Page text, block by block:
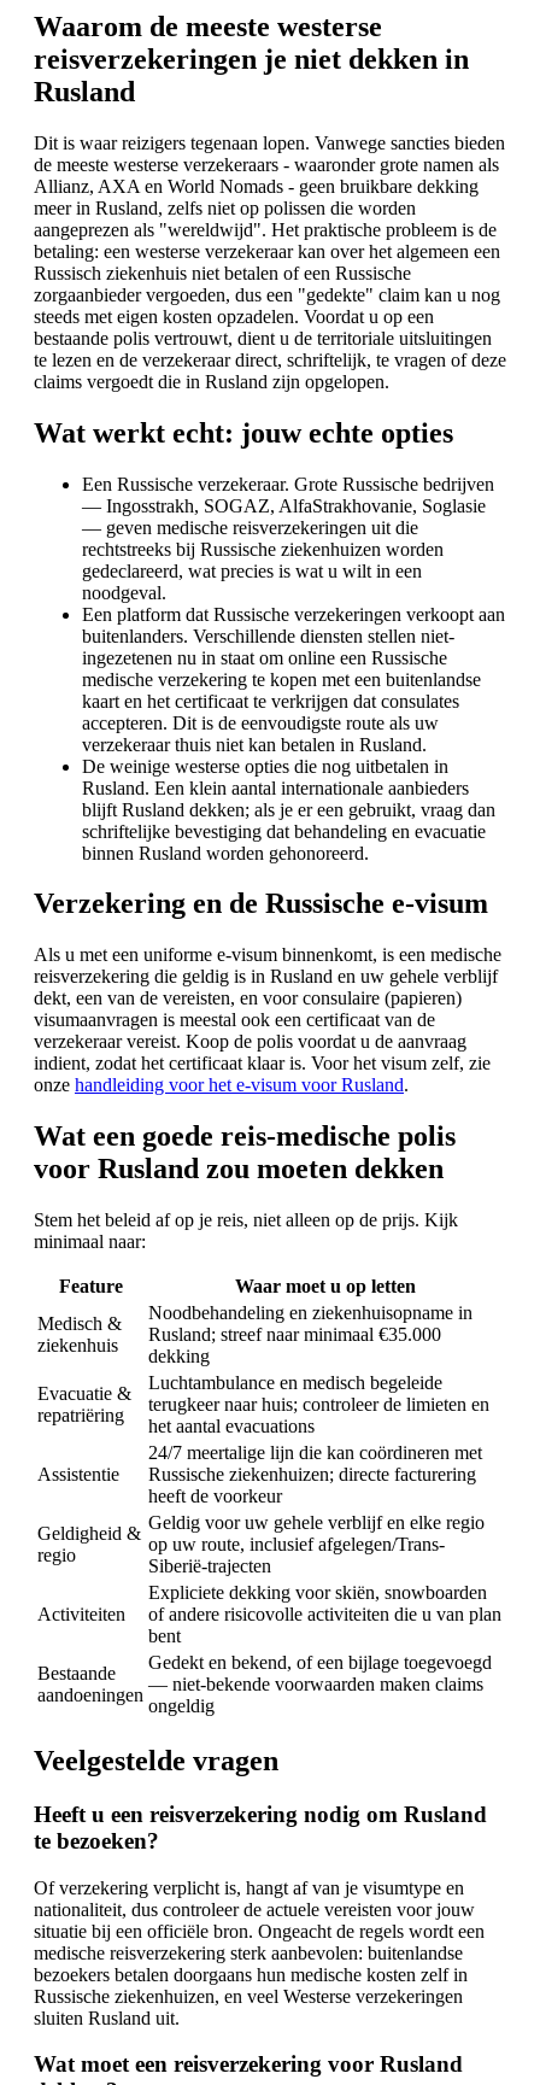
Waarom de meeste westerse
reisverzekeringen je niet dekken in
Rusland
Dit is waar reizigers tegenaan lopen. Vanwege sancties bieden
de meeste westerse verzekeraars - waaronder grote namen als
Allianz, AXA en World Nomads - geen bruikbare dekking
meer in Rusland, zelfs niet op polissen die worden
aangeprezen als "wereldwijd". Het praktische probleem is de
betaling: een westerse verzekeraar kan over het algemeen een
Russisch ziekenhuis niet betalen of een Russische
zorgaanbieder vergoeden, dus een "gedekte" claim kan u nog
steeds met eigen kosten opzadelen. Voordat u op een
bestaande polis vertrouwt, dient u de territoriale uitsluitingen
te lezen en de verzekeraar direct, schriftelijk, te vragen of deze
claims vergoedt die in Rusland zijn opgelopen.
Wat werkt echt: jouw echte opties
Een Russische verzekeraar. Grote Russische bedrijven
— Ingosstrakh, SOGAZ, AlfaStrakhovanie, Soglasie
— geven medische reisverzekeringen uit die
rechtstreeks bij Russische ziekenhuizen worden
gedeclareerd, wat precies is wat u wilt in een
noodgeval.
Een platform dat Russische verzekeringen verkoopt aan
buitenlanders. Verschillende diensten stellen niet-
ingezetenen nu in staat om online een Russische
medische verzekering te kopen met een buitenlandse
kaart en het certificaat te verkrijgen dat consulates
accepteren. Dit is de eenvoudigste route als uw
verzekeraar thuis niet kan betalen in Rusland.
De weinige westerse opties die nog uitbetalen in
Rusland. Een klein aantal internationale aanbieders
blijft Rusland dekken; als je er een gebruikt, vraag dan
schriftelijke bevestiging dat behandeling en evacuatie
binnen Rusland worden gehonoreerd.
Verzekering en de Russische e-visum
Als u met een uniforme e-visum binnenkomt, is een medische
reisverzekering die geldig is in Rusland en uw gehele verblijf
dekt, een van de vereisten, en voor consulaire (papieren)
visumaanvragen is meestal ook een certificaat van de
verzekeraar vereist. Koop de polis voordat u de aanvraag
indient, zodat het certificaat klaar is. Voor het visum zelf, zie
onze handleiding voor het e-visum voor Rusland.
Wat een goede reis-medische polis
voor Rusland zou moeten dekken
Stem het beleid af op je reis, niet alleen op de prijs. Kijk
minimaal naar:
Feature
Waar moet u op letten
Medisch &
ziekenhuis
Noodbehandeling en ziekenhuisopname in
Rusland; streef naar minimaal €35.000
dekking
Evacuatie &
repatriëring
Luchtambulance en medisch begeleide
terugkeer naar huis; controleer de limieten en
het aantal evacuations
Assistentie
24/7 meertalige lijn die kan coördineren met
Russische ziekenhuizen; directe facturering
heeft de voorkeur
Geldigheid &
regio
Geldig voor uw gehele verblijf en elke regio
op uw route, inclusief afgelegen/Trans-
Siberië-trajecten
Activiteiten
Expliciete dekking voor skiën, snowboarden
of andere risicovolle activiteiten die u van plan
bent
Bestaande
aandoeningen
Gedekt en bekend, of een bijlage toegevoegd
— niet-bekende voorwaarden maken claims
ongeldig
Veelgestelde vragen
Heeft u een reisverzekering nodig om Rusland
te bezoeken?
Of verzekering verplicht is, hangt af van je visumtype en
nationaliteit, dus controleer de actuele vereisten voor jouw
situatie bij een officiële bron. Ongeacht de regels wordt een
medische reisverzekering sterk aanbevolen: buitenlandse
bezoekers betalen doorgaans hun medische kosten zelf in
Russische ziekenhuizen, en veel Westerse verzekeringen
sluiten Rusland uit.
Wat moet een reisverzekering voor Rusland